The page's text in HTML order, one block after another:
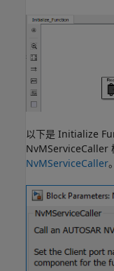
以下是 Initialize
NvMServiceCaller
NvMServiceCaller。